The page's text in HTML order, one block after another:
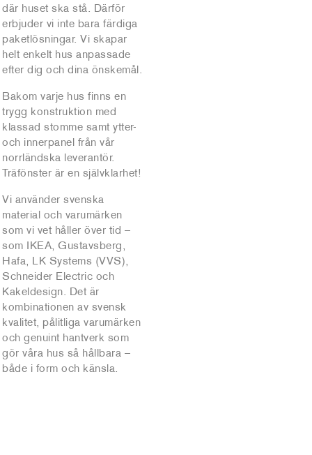
där huset ska stå. Därför
erbjuder vi inte bara färdiga
paketlösningar. Vi skapar
helt enkelt hus anpassade
efter dig och dina önskemål.
Bakom varje hus finns en
trygg konstruktion med
klassad stomme samt ytter-
och innerpanel från vår
norrländska leverantör.
Träfönster är en självklarhet!
Vi använder svenska
material och varumärken
som vi vet håller över tid –
som IKEA, Gustavsberg,
Hafa, LK Systems (VVS),
Schneider Electric och
Kakeldesign. Det är
kombinationen av svensk
kvalitet, pålitliga varumärken
och genuint hantverk som
gör våra hus så hållbara –
både i form och känsla.